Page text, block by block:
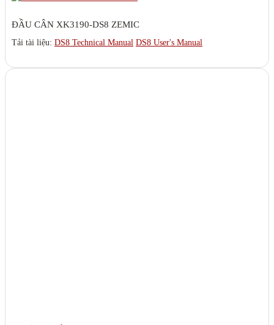
ĐẦU CÂN XK3190-DS8 ZEMIC
Tải tài liệu: DS8 Technical Manual DS8 User's Manual